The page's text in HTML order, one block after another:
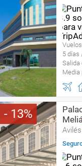
5 días
Salida
Media
13
Avilés